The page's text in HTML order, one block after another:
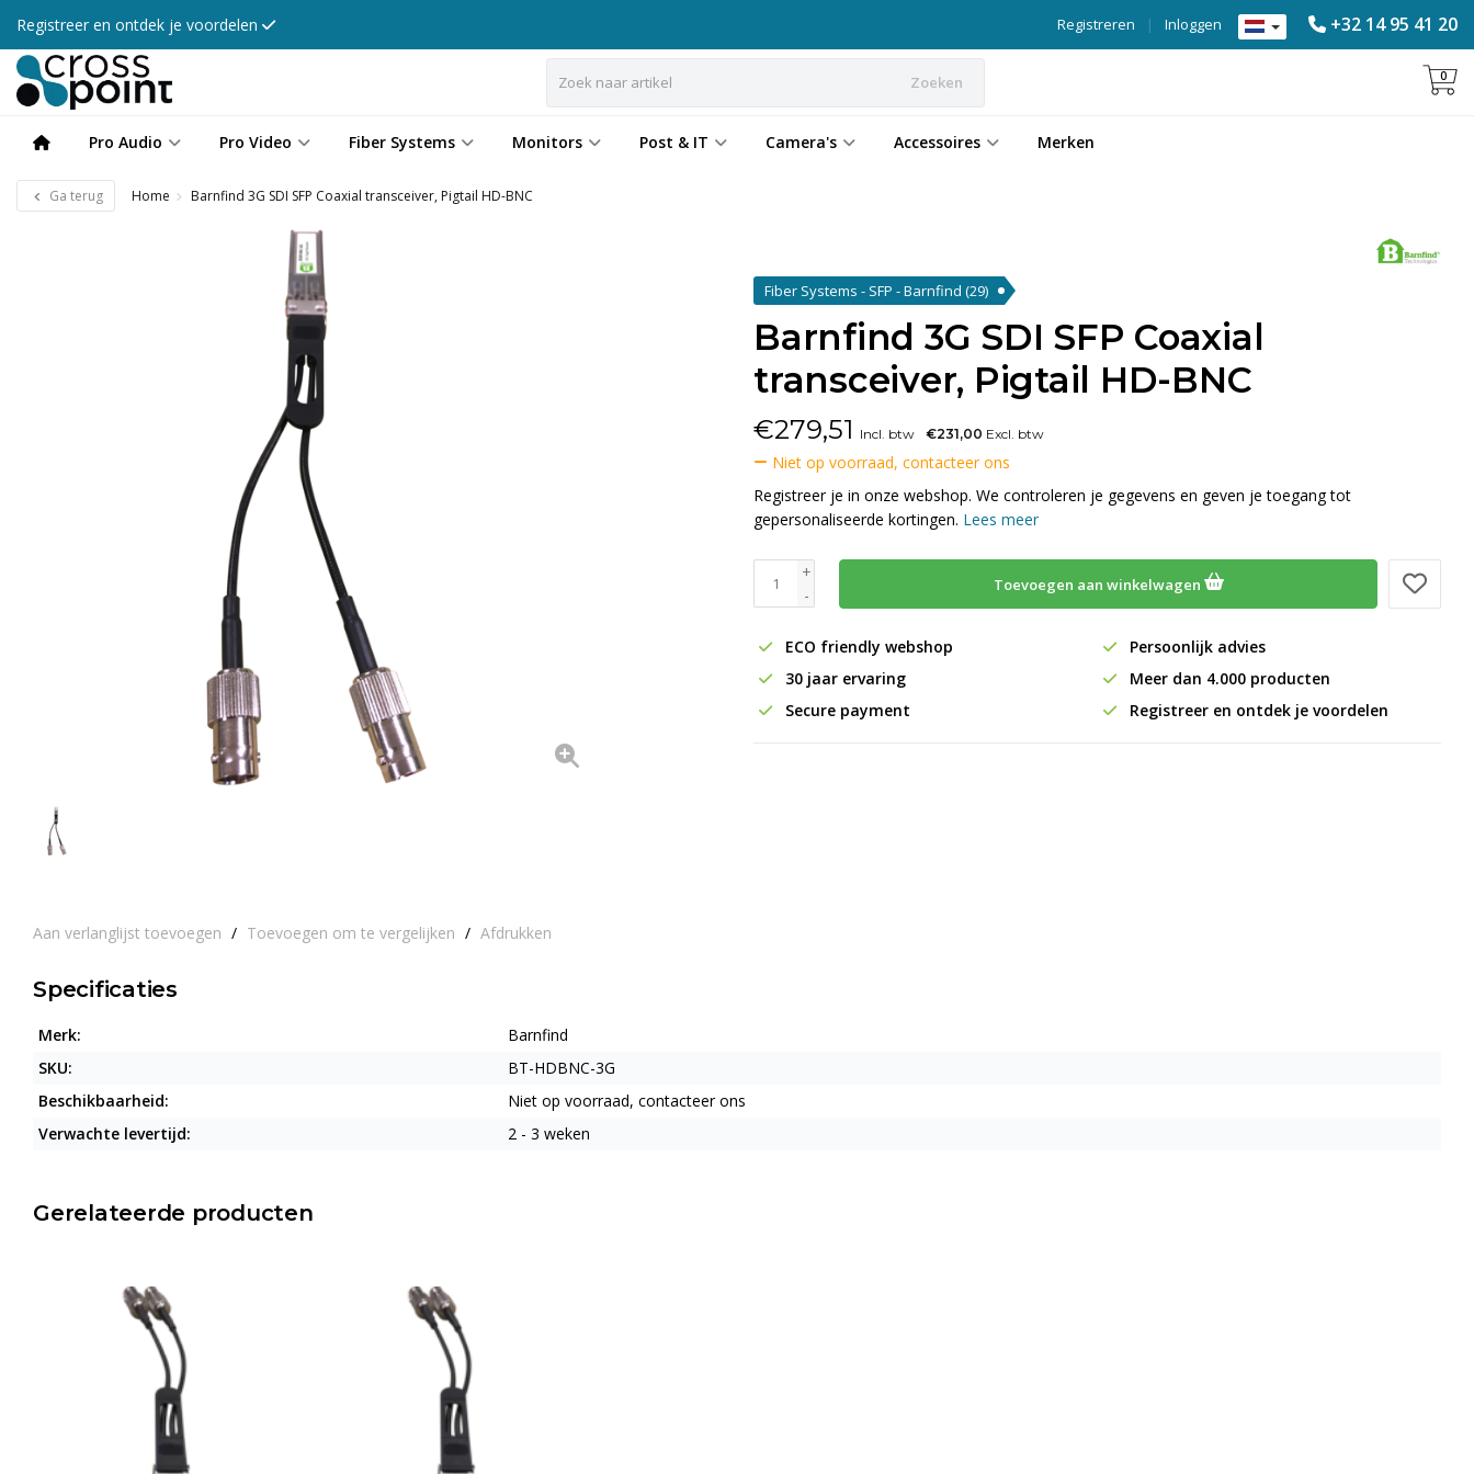
Registreer en ontdek je voordelen +32 14 95 41 20
Inloggen
|
Registreren
Zoeken 0
Pro Audio Pro Video Fiber Systems Monitors Post & IT Camera's Accessoires Merken
Ga terug Home Barnfind 3G SDI SFP Coaxial transceiver, Pigtail HD-BNC
Aan verlanglijst toevoegen / Toevoegen om te vergelijken / Afdrukken
Fiber Systems - SFP - Barnfind (29)
Barnfind 3G SDI SFP Coaxial
transceiver, Pigtail HD-BNC
€279,51 Incl. btw €231,00 Excl. btw
Niet op voorraad, contacteer ons
Registreer je in onze webshop. We controleren je gegevens en geven je toegang tot
gepersonaliseerde kortingen. Lees meer
+
-
Toevoegen aan winkelwagen
ECO friendly webshop
Persoonlijk advies
30 jaar ervaring
Meer dan 4.000 producten
Secure payment
Registreer en ontdek je voordelen
Specificaties
Merk:
Barnfind
SKU:
BT-HDBNC-3G
Beschikbaarheid:
Niet op voorraad, contacteer ons
Verwachte levertijd:
2 - 3 weken
Gerelateerde producten